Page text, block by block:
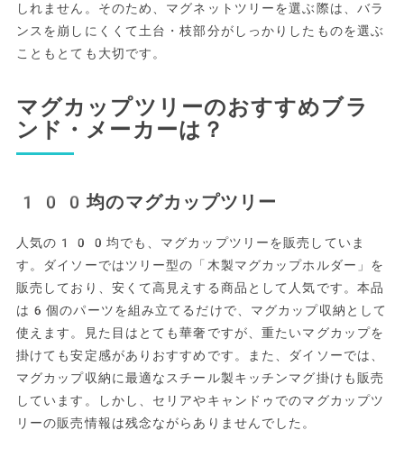
しれません。そのため、マグネットツリーを選ぶ際は、バラ
ンスを崩しにくくて土台・枝部分がしっかりしたものを選ぶ
こともとても大切です。
マグカップツリーのおすすめブラ
ンド・メーカーは？
100均のマグカップツリー
人気の100均でも、マグカップツリーを販売していま
す。ダイソーではツリー型の「木製マグカップホルダー」を
販売しており、安くて高見えする商品として人気です。本品
は6個のパーツを組み立てるだけで、マグカップ収納として
使えます。見た目はとても華奢ですが、重たいマグカップを
掛けても安定感がありおすすめです。また、ダイソーでは、
マグカップ収納に最適なスチール製キッチンマグ掛けも販売
しています。しかし、セリアやキャンドゥでのマグカップツ
リーの販売情報は残念ながらありませんでした。